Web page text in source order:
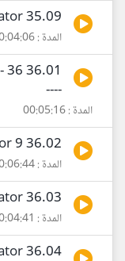
35.09 Final Art - Illustrator تعلم
المدة : 00:04:06
----
المدة : 00:05:16
36.02 9 slice scaling - Illustrator تعلم
المدة : 00:06:44
36.03 Save symbols - Illustrator تعلم
المدة : 00:04:41
36.04 spray tools - Illustrator تعلم